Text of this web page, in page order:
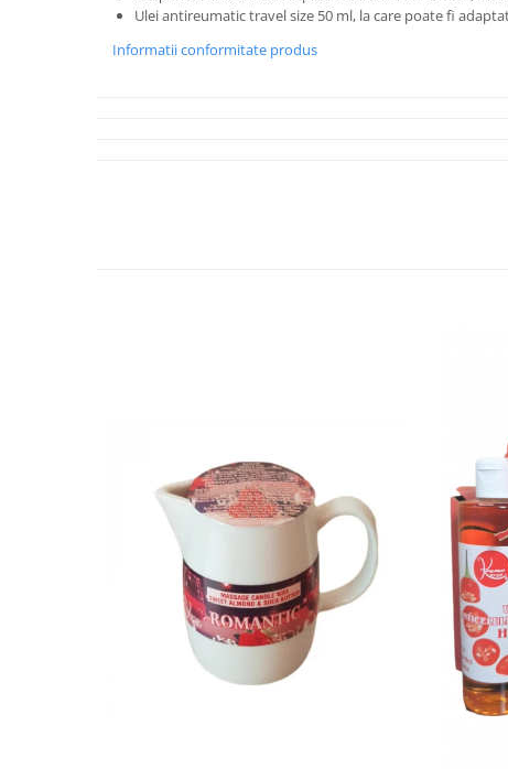
Ulei antireumatic travel size 50 ml, la care poate fi
Informatii conformitate produs